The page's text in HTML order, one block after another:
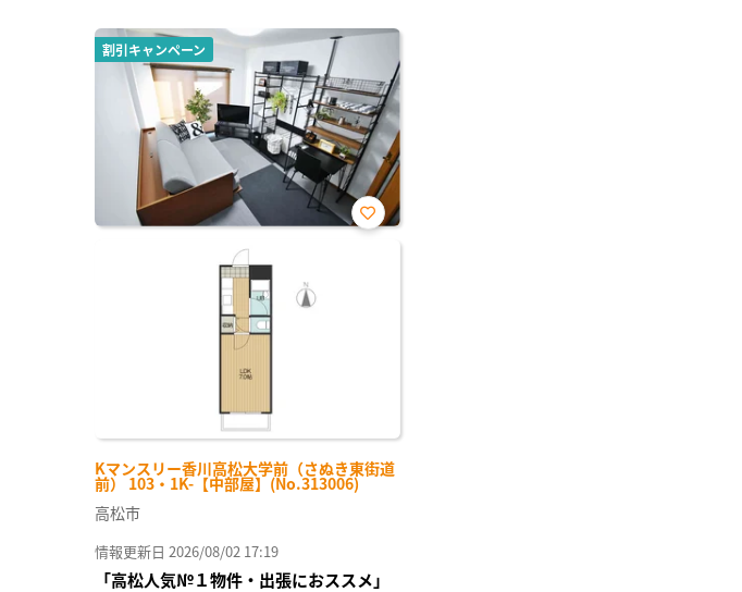
割引キャンペーン
Kマンスリー香川高松大学前（さぬき東街道
前） 103・1K-【中部屋】(No.313006)
お気
高松市
情報更新日 2026/08/02 17:19
「高松人気№１物件・出張におススメ」